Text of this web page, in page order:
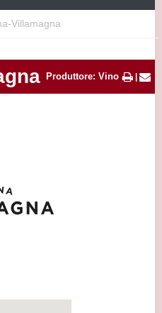
Villamagna
Produttore: Vino |